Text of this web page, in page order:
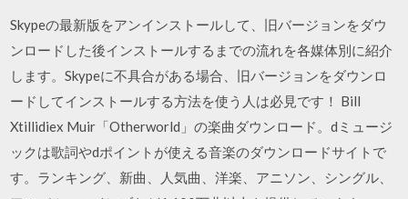
Skypeの最新版をアンインストールして、旧バージョンをダウ
ンロードした後インストールするまでの流れを各媒体別に紹介
します。Skypeに不具合がある場合、旧バージョンをダウンロ
ードしてインストールする方法を使う人は必見です！ Bill
Xtillidiex Muir「Otherworld」の楽曲ダウンロード。dミュージ
ックは歌詞やdポイントが使える音楽のダウンロードサイトで
す。ランキング、新曲、人気曲、洋楽、アニソン、シングル、